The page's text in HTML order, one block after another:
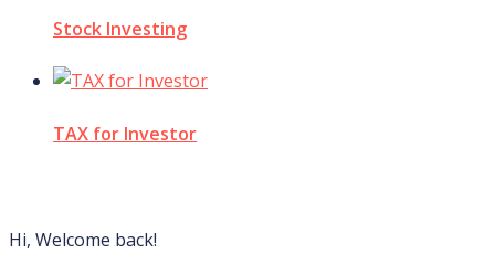
Stock Investing
TAX for Investor
Hi, Welcome back!